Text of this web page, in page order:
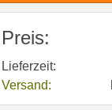
Preis:
Lieferzeit:
Versand: